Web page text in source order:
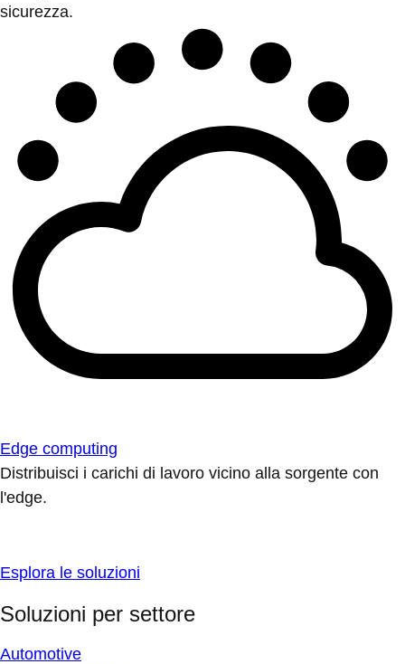
sicurezza.
Edge computing
Distribuisci i carichi di lavoro vicino alla sorgente con
l'edge.
Esplora le soluzioni
Soluzioni per settore
Automotive